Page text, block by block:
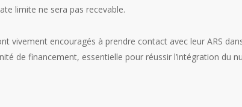
limite ne sera pas recevable.
vivement encouragés à prendre contact avec leur ARS
de financement, essentielle pour réussir l’intégration du